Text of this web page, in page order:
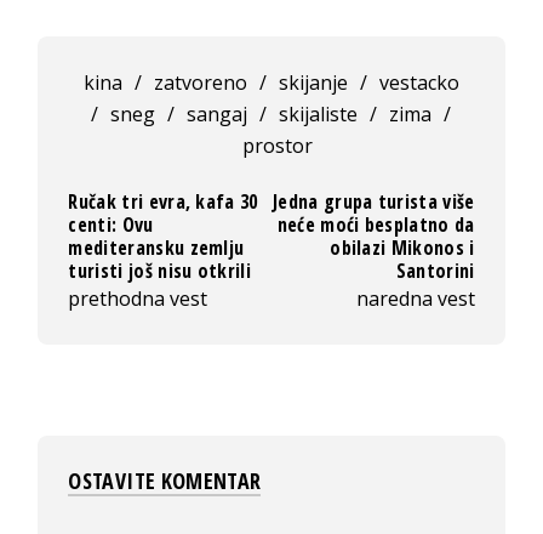
kina / zatvoreno / skijanje / vestacko
/ sneg / sangaj / skijaliste / zima /
prostor
Ručak tri evra, kafa 30
centi: Ovu
mediteransku zemlju
turisti još nisu otkrili
prethodna vest
Jedna grupa turista više
neće moći besplatno da
obilazi Mikonos i
Santorini
naredna vest
OSTAVITE KOMENTAR